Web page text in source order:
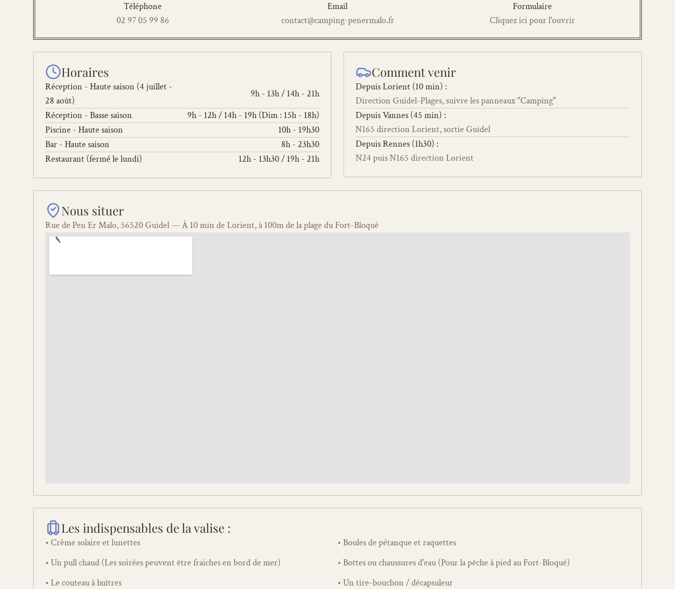
Téléphone
02 97 05 99 86
Email
contact@camping-penermalo.fr
Formulaire
Cliquez ici pour l'ouvrir
Horaires
Réception - Haute saison (4 juillet -
28 août)
9h - 13h / 14h - 21h
Réception - Basse saison
9h - 12h / 14h - 19h (Dim : 15h - 18h)
Piscine - Haute saison
10h - 19h30
Bar - Haute saison
8h - 23h30
Restaurant (fermé le lundi)
12h - 13h30 / 19h - 21h
Comment venir
Depuis Lorient (10 min) :
Direction Guidel-Plages, suivre les panneaux "Camping"
Depuis Vannes (45 min) :
N165 direction Lorient, sortie Guidel
Depuis Rennes (1h30) :
N24 puis N165 direction Lorient
Nous situer
Rue de Pen Er Malo, 56520 Guidel — À 10 min de Lorient, à 100m de la plage du Fort-Bloqué
Les indispensables de la valise :
• Crème solaire et lunettes
• Un pull chaud (Les soirées peuvent être fraiches en bord de mer)
• Le couteau à huîtres
• Boules de pétanque et raquettes
• Bottes ou chaussures d'eau (Pour la pêche à pied au Fort-Bloqué)
• Un tire-bouchon / décapsuleur